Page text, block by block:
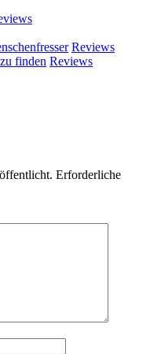
Reviews
finden Reviews
Erforderliche